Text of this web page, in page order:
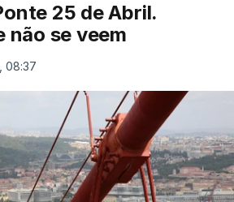
25 de Abril.
não se veem
08:37